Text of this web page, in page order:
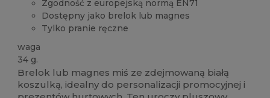
Zgodność z europejską normą EN71
Dostępny jako brelok lub magnes
Tylko pranie ręczne
waga
34 g.
Brelok lub magnes miś ze zdejmowaną białą
koszulką, idealny do personalizacji promocyjnej i